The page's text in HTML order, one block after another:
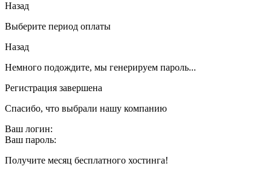
Назад
Выберите период оплаты
Назад
Немного подождите, мы генерируем пароль...
Регистрация завершена
Спасибо, что выбрали нашу компанию
Ваш логин:
Ваш пароль:
Получите месяц бесплатного хостинга!